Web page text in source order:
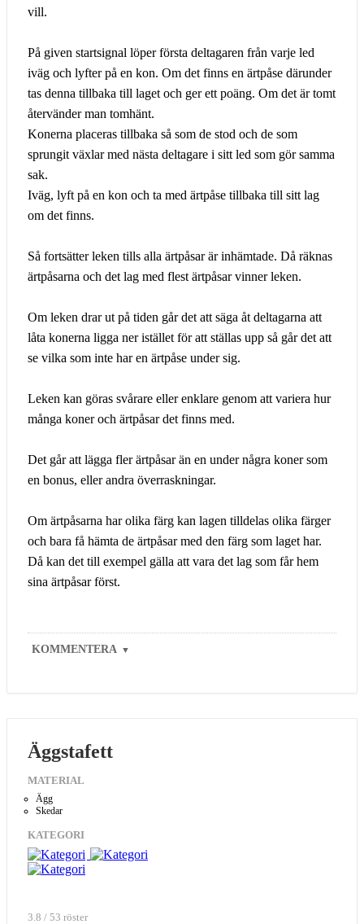
vill.
På given startsignal löper första deltagaren från varje led
iväg och lyfter på en kon. Om det finns en ärtpåse därunder
tas denna tillbaka till laget och ger ett poäng. Om det är tomt
återvänder man tomhänt.
Konerna placeras tillbaka så som de stod och de som
sprungit växlar med nästa deltagare i sitt led som gör samma
sak.
Iväg, lyft på en kon och ta med ärtpåse tillbaka till sitt lag
om det finns.
Så fortsätter leken tills alla ärtpåsar är inhämtade. Då räknas
ärtpåsarna och det lag med flest ärtpåsar vinner leken.
Om leken drar ut på tiden går det att säga åt deltagarna att
låta konerna ligga ner istället för att ställas upp så går det att
se vilka som inte har en ärtpåse under sig.
Leken kan göras svårare eller enklare genom att variera hur
många koner och ärtpåsar det finns med.
Det går att lägga fler ärtpåsar än en under några koner som
en bonus, eller andra överraskningar.
Om ärtpåsarna har olika färg kan lagen tilldelas olika färger
och bara få hämta de ärtpåsar med den färg som laget har.
Då kan det till exempel gälla att vara det lag som får hem
sina ärtpåsar först.
KOMMENTERA ▼
Äggstafett
MATERIAL
Ägg
Skedar
KATEGORI
3.8 / 53 röster